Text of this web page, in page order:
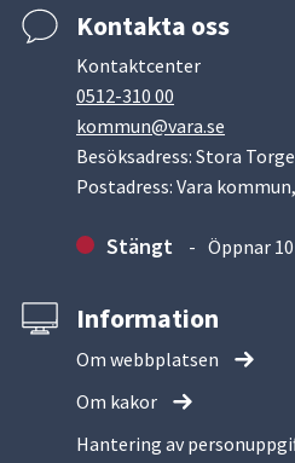
Kontakta oss
Kontaktcenter
0512-310 00
kommun@vara.se
Besöksadress: Stora
Postadress: Vara
Stängt Öppnar
Information
Om webbplatsen
Om kakor
Hantering av